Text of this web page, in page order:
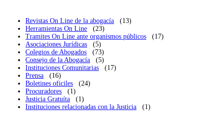
Revistas On Line de la abogacía
(13)
Herramientas On Line
(23)
Tramites On Line ante organismos públicos
(17)
Asociaciones Jurídicas
(5)
Colegios de Abogados
(73)
Consejo de la Abogacía
(5)
Instituciones Comunitarias
(17)
Prensa
(16)
Boletines oficiles
(24)
Procuradores
(1)
Justicia Gratuíta
(1)
Instituciones relacionadas con la Justicia
(1)